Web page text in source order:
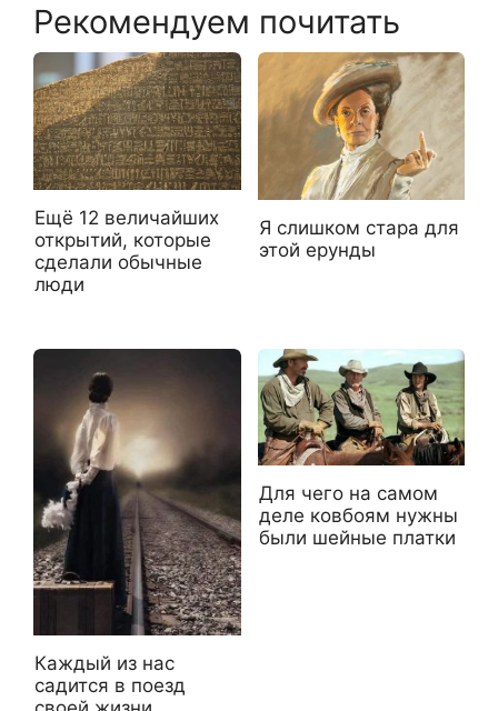
Рекомендуем почитать
Ещё 12 величайших
открытий, которые
сделали обычные
люди
Я слишком стара для
этой ерунды
Каждый из нас
садится в поезд
Для чего на самом
деле ковбоям нужны
были шейные платки